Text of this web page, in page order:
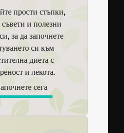
прости стъпки,
и полезни
за да започнете
си към
диета с
и лекота.
сега